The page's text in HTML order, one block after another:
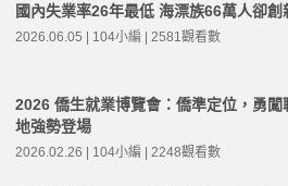
國內失業率26年最低 海漂族66萬人卻創
2026.06.05 | 104小編 | 2581觀看數
2026 僑生就業博覽會：僑準定位，勇闖
地強勢登場
2026.02.26 | 104小編 | 2248觀看數